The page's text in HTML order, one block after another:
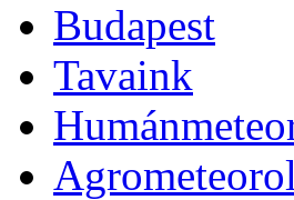
Budapest
Tavaink